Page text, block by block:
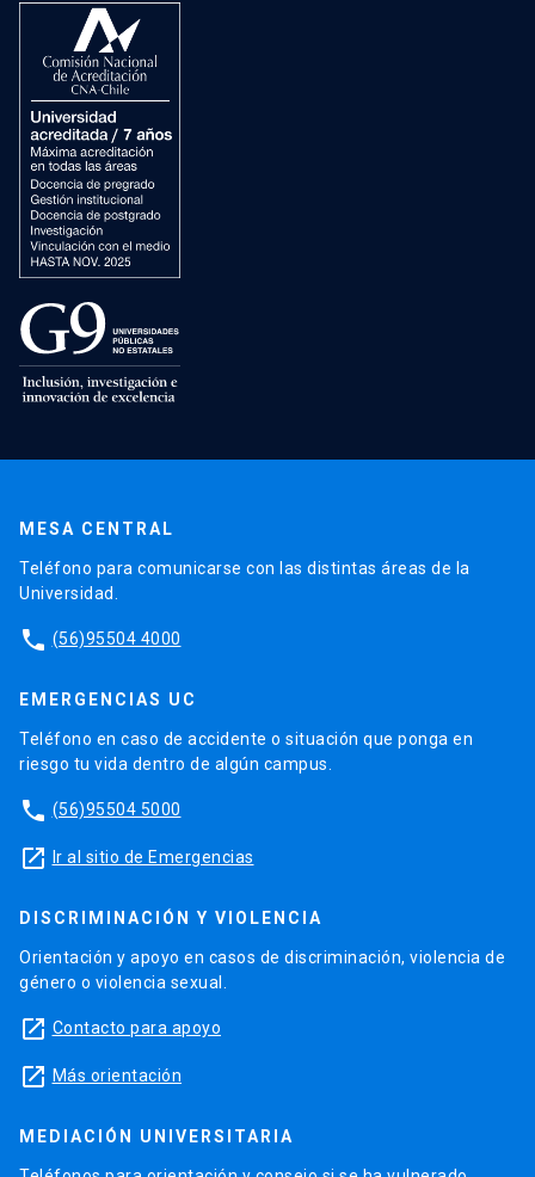
MESA CENTRAL
Teléfono para comunicarse con las distintas áreas de la
Universidad.
phone (56)95504 4000
EMERGENCIAS UC
Teléfono en caso de accidente o situación que ponga en
riesgo tu vida dentro de algún campus.
phone (56)95504 5000
launch Ir al sitio de Emergencias
DISCRIMINACIÓN Y VIOLENCIA
Orientación y apoyo en casos de discriminación, violencia de
género o violencia sexual.
launch Contacto para apoyo
launch Más orientación
MEDIACIÓN UNIVERSITARIA